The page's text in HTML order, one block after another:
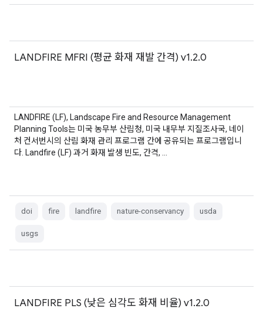
LANDFIRE MFRI (평균 화재 재발 간격) v1.2.0
LANDFIRE (LF), Landscape Fire and Resource Management
Planning Tools는 미국 농무부 산림청, 미국 내무부 지질조사국, 네이
처 컨서번시의 산림 화재 관리 프로그램 간에 공유되는 프로그램입니
다. Landfire (LF) 과거 화재 발생 빈도, 간격, …
doi fire landfire nature-conservancy usda
usgs
LANDFIRE PLS (낮은 심각도 화재 비율) v1.2.0